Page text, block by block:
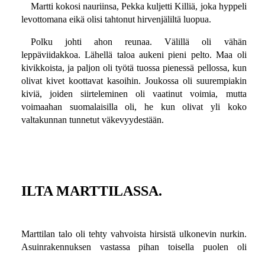
Martti kokosi nauriinsa, Pekka kuljetti Killiä, joka hyppeli
levottomana eikä olisi tahtonut hirvenjäliltä luopua.
Polku johti ahon reunaa. Välillä oli vähän
leppäviidakkoa. Lähellä taloa aukeni pieni pelto. Maa oli
kivikkoista, ja paljon oli työtä tuossa pienessä pellossa, kun
olivat kivet koottavat kasoihin. Joukossa oli suurempiakin
kiviä, joiden siirteleminen oli vaatinut voimia, mutta
voimaahan suomalaisilla oli, he kun olivat yli koko
valtakunnan tunnetut väkevyydestään.
ILTA MARTTILASSA.
Marttilan talo oli tehty vahvoista hirsistä ulkonevin nurkin.
Asuinrakennuksen vastassa pihan toisella puolen oli